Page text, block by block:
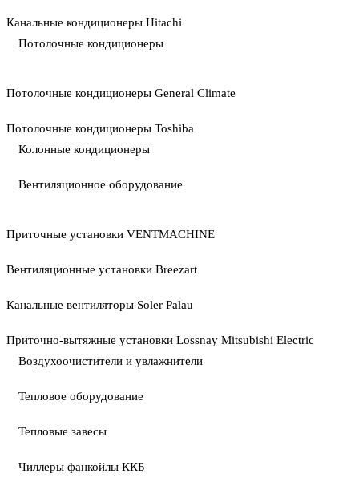
Канальные кондиционеры Hitachi
Потолочные кондиционеры
Потолочные кондиционеры General Climate
Потолочные кондиционеры Toshiba
Колонные кондиционеры
Вентиляционное оборудование
Приточные установки VENTMACHINE
Вентиляционные установки Breezart
Канальные вентиляторы Soler Palau
Приточно-вытяжные установки Lossnay Mitsubishi Electric
Воздухоочистители и увлажнители
Тепловое оборудование
Тепловые завесы
Чиллеры фанкойлы ККБ